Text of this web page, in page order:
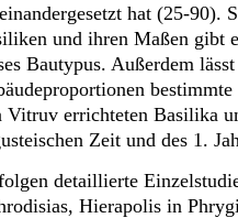
hat (25-90).
und ihren Maßen gibt
Bautypus. Außerdem
Vitruv errichteten Basilika
Zeit und des 1.
detaillierte
Hierapolis in